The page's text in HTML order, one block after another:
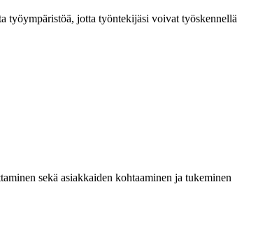
työympäristöä, jotta työntekijäsi voivat työskennellä
sekä asiakkaiden kohtaaminen ja tukeminen